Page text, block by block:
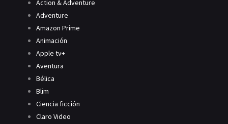
Action & Adventure
Adventure
Amazon Prime
Animación
Apple tv+
Aventura
Bélica
Blim
Ciencia ficción
Claro Video